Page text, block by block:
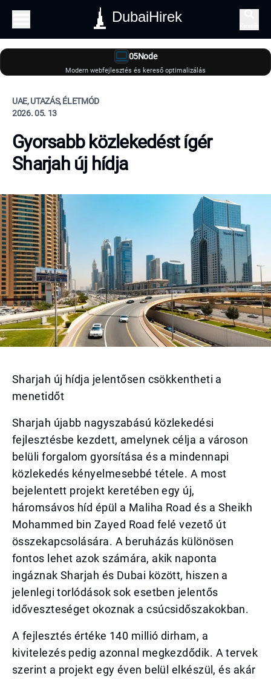
DubaiHirek
05Node
Modern webfejlesztés és kereső optimalizálás
UAE, UTAZÁS, ÉLETMÓD
2026. 05. 13
Gyorsabb közlekedést ígér
Sharjah új hídja
Sharjah új hídja jelentősen csökkentheti a
menetidőt
Sharjah újabb nagyszabású közlekedési
fejlesztésbe kezdett, amelynek célja a városon
belüli forgalom gyorsítása és a mindennapi
közlekedés kényelmesebbé tétele. A most
bejelentett projekt keretében egy új,
háromsávos híd épül a Maliha Road és a Sheikh
Mohammed bin Zayed Road felé vezető út
összekapcsolására. A beruházás különösen
fontos lehet azok számára, akik naponta
ingáznak Sharjah és Dubai között, hiszen a
jelenlegi torlódások sok esetben jelentős
időveszteséget okoznak a csúcsidőszakokban.
A fejlesztés értéke 140 millió dirham, a
kivitelezés pedig azonnal megkezdődik. A tervek
szerint a projekt egy éven belül elkészül, és akár